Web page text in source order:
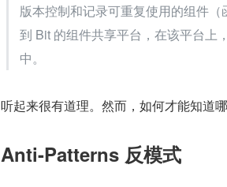
版本控制和记录可重复使用的组件
到 Bit 的组件共享平台，在该平台上
中。
听起来很有道理。然而，如何才能知道
Anti-Patterns 反模式